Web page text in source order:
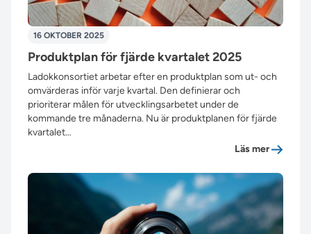
16 OKTOBER 2025
Produktplan för fjärde kvartalet 2025
Ladokkonsortiet arbetar efter en produktplan som ut- och
omvärderas inför varje kvartal. Den definierar och
prioriterar målen för utvecklingsarbetet under de
kommande tre månaderna. Nu är produktplanen för fjärde
kvartalet…
Läs mer